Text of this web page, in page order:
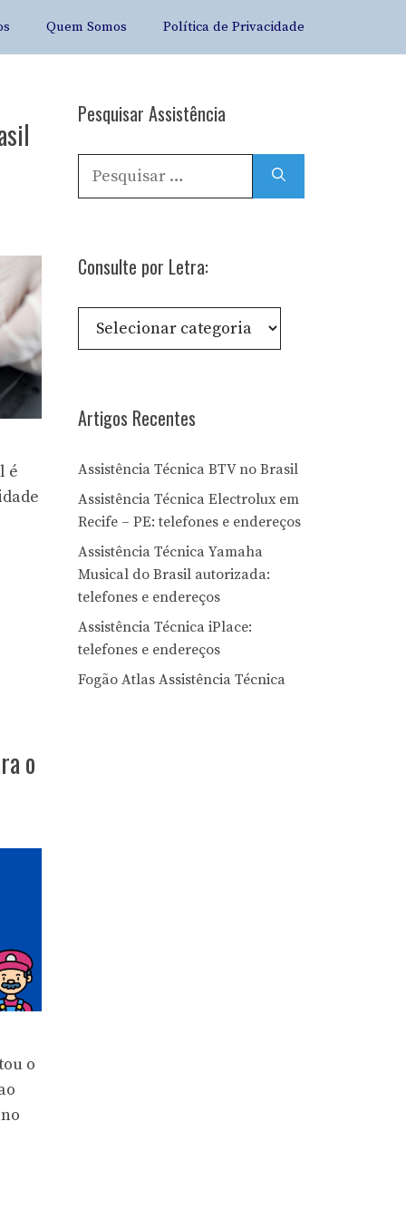
Quem Somos Política de Privacidade
é
o
o
Pesquisar Assistência
Pesquisar
por:
Consulte por Letra:
Consulte
Artigos Recentes
Assistência Técnica BTV no Brasil
Assistência Técnica Electrolux em
Recife – PE: telefones e endereços
Assistência Técnica Yamaha
Musical do Brasil autorizada:
telefones e endereços
Assistência Técnica iPlace:
telefones e endereços
Fogão Atlas Assistência Técnica